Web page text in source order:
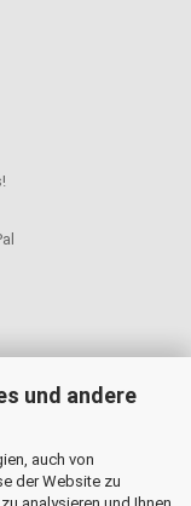
und andere
auch von
der Website zu